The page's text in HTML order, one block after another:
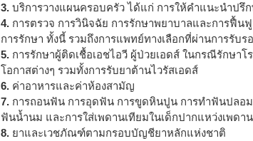
3. บริการวางแผนครอบครัว ได้แก่ การให้คำแนะนำปรึ
4. การตรวจ การวินิจฉัย การรักษาพยาบาลและการฟื้
การรักษา ทั้งนี้ รวมถึงการแพทย์ทางเลือกที่ผ่านการรับ
5. การรักษาผู้ติดเชื้อเอชไอวี ผู้ป่วยเอดส์ ในกรณีรักษา
โอกาสต่างๆ รวมทั้งการรับยาต้านไวรัสเอดส์
6. ค่าอาหารและค่าห้องสามัญ
7. การถอนฟัน การอุดฟัน การขูดหินปูน การทำฟันปลอม
ฟันน้ำนม และการใส่เพดานเทียมในเด็กปากแหว่งเพดา
8. ยาและเวชภัณฑ์ตามกรอบบัญชียาหลักแห่งชาติ